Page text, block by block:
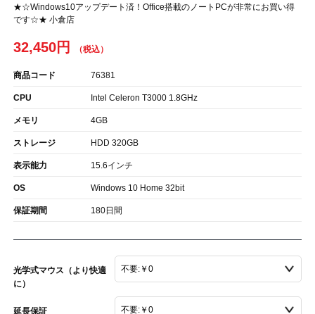
★☆Windows10アップデート済！Office搭載のノートPCが非常にお買い得
です☆★ 小倉店
32,450円
商品コード 76381
CPU Intel Celeron T3000 1.8GHz
メモリ 4GB
ストレージ HDD 320GB
表示能力 15.6インチ
OS Windows 10 Home 32bit
保証期間 180日間
光学式マウス（より快適
に）
延長保証